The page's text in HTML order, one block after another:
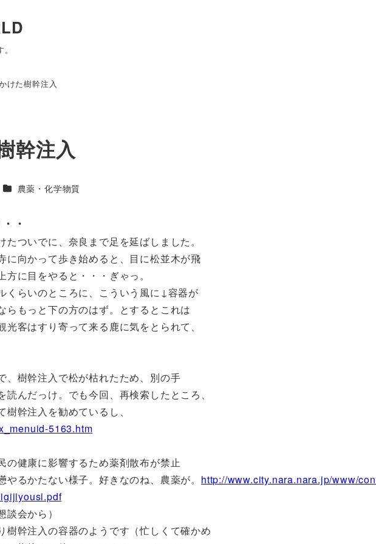
けた樹幹注入
幹注入
カテゴリー
農薬・化学物質
・
ついでに、奈良まで足を延ばしました。
向かって歩き始めると、目に松並木が飛
に目をやると・・・ぎゃっ。
くらいのところに、こういう風に↓容器が
らもっと下の方のはず。とするとこれは
客はすり寄って来る鹿に気をとられて、
樹幹注入で松が枯れたため、別の手
んだっけ。でも今回、再検索したところ、
幹注入を勧めているし、
5163.htm
健康に影響するため薬剤散布が禁止
るかたない様子。好きなのね、農薬が。 http://www.city.nara.nara.jp/www/
談会から）
幹注入の容器のようです（忙しくて確かめ